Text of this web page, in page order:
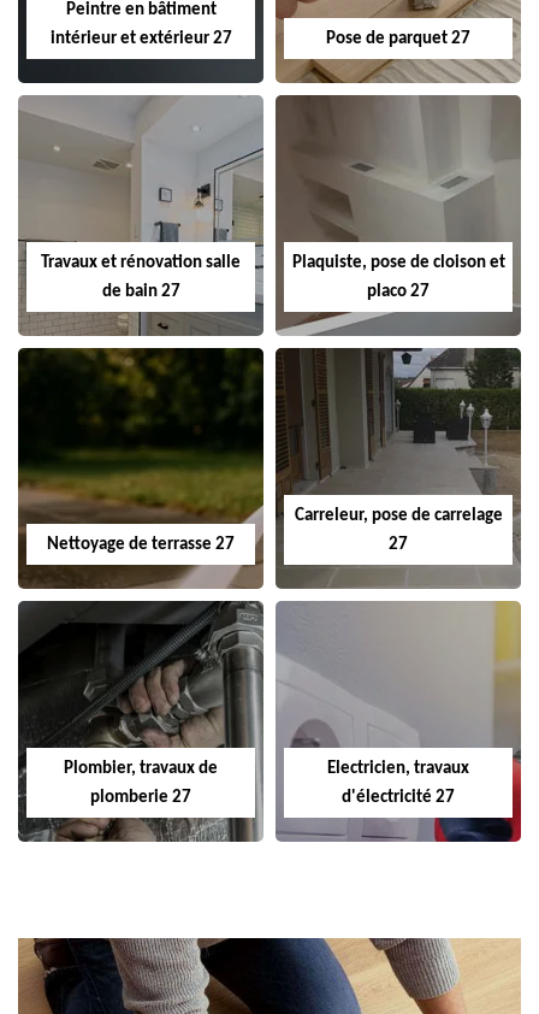
Peintre en bâtiment
intérieur et extérieur 27
Pose de parquet 27
Travaux et rénovation salle
de bain 27
Plaquiste, pose de cloison et
placo 27
Nettoyage de terrasse 27
Carreleur, pose de carrelage
27
Plombier, travaux de
plomberie 27
Electricien, travaux
d'électricité 27